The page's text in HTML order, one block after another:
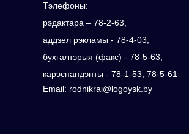
Тэлефоны:
рэдактара – 78-2-63,
аддзел рэкламы - 78-4-03,
бухгалтэрыя (факс) - 78-5-63,
карэспандэнты - 78-1-53, 78-5-61
Email: rodnikrai@logoysk.by